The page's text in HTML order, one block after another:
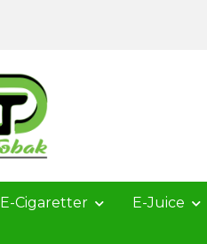
E-Cigaretter E-Juice